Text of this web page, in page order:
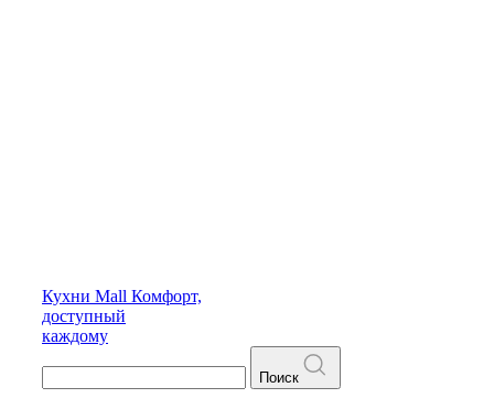
Кухни Mall Комфорт,
доступный
каждому
Поиск